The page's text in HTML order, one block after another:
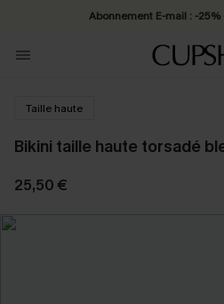
Abonnement E-mail : -
Taille haute
Bikini taille haute torsadé
25,50 €